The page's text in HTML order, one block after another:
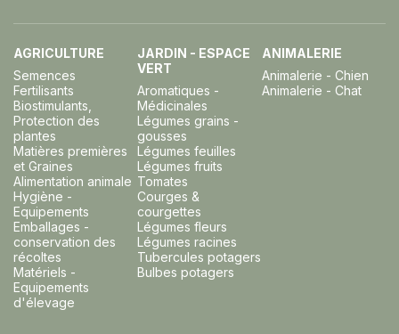
AGRICULTURE
Semences
Fertilisants
Biostimulants,
Protection des
plantes
Matières premières
et Graines
Alimentation animale
Hygiène -
Equipements
Emballages -
conservation des
récoltes
Matériels -
Equipements
d'élevage
JARDIN - ESPACE
VERT
Aromatiques -
Médicinales
Légumes grains -
gousses
Légumes feuilles
Légumes fruits
Tomates
Courges &
courgettes
Légumes fleurs
Légumes racines
Tubercules potagers
Bulbes potagers
ANIMALERIE
Animalerie - Chien
Animalerie - Chat